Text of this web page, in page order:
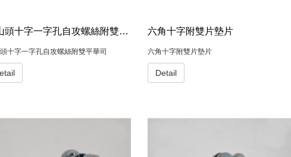
岡山頭十字一字孔自攻螺絲附雙平華司
十字一字孔自攻螺絲附雙平華司
六角十字附雙片墊片
六角十字附雙片墊片
Detail